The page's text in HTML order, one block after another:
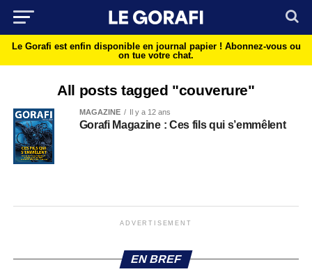
Le Gorafi est enfin disponible en journal papier ! Abonnez-vous ou
on tue votre chat.
All posts tagged "couverure"
MAGAZINE Il y a 12 ans
Gorafi Magazine : Ces fils qui s’emmêlent
ADVERTISEMENT
EN BREF